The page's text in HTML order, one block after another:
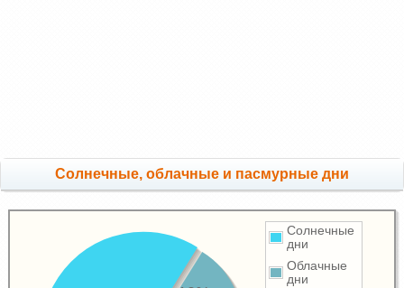
Cолнечные, облачные и пасмурные дни
Солнечные
дни
Облачные
дни